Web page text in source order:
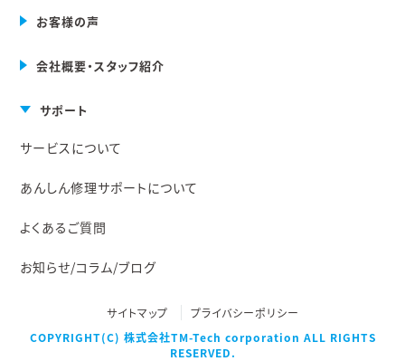
お客様の声
会社概要・スタッフ紹介
サポート
サービスについて
あんしん修理サポートについて
よくあるご質問
お知らせ/コラム/ブログ
サイトマップ
プライバシーポリシー
COPYRIGHT(C) 株式会社TM-Tech corporation ALL RIGHTS
RESERVED.